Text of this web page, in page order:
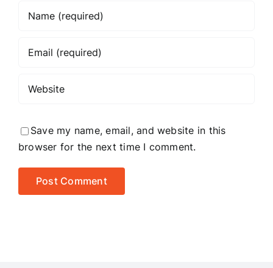
Save my name, email, and website in this
browser for the next time I comment.